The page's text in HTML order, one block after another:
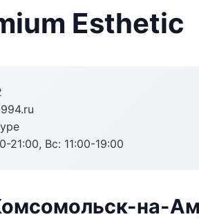
Esthetic
21:00, Вс: 11:00-19:00
на-